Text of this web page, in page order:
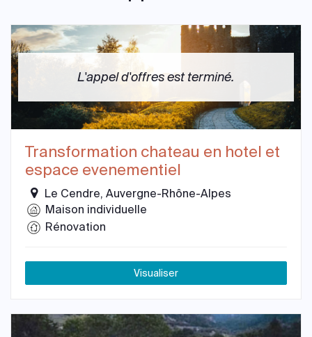
L'appel d'offres est terminé.
Transformation chateau en hotel et
espace evenementiel
Le Cendre, Auvergne-Rhône-Alpes
Maison individuelle
Rénovation
Visualiser